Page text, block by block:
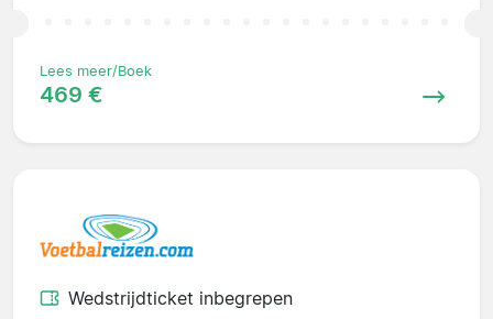
Lees meer/Boek
469 €
Wedstrijdticket inbegrepen